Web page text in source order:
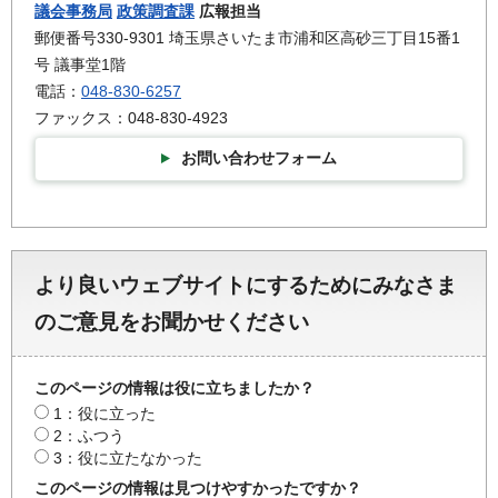
議会事務局 政策調査課 広報担当
郵便番号330-9301 埼玉県さいたま市浦和区高砂三丁目15番1
号 議事堂1階
電話： 048-830-6257
ファックス：048-830-4923
お問い合わせフォーム
より良いウェブサイトにするためにみなさま
のご意見をお聞かせください
このページの情報は役に立ちましたか？
1：役に立った
2：ふつう
3：役に立たなかった
このページの情報は見つけやすかったですか？